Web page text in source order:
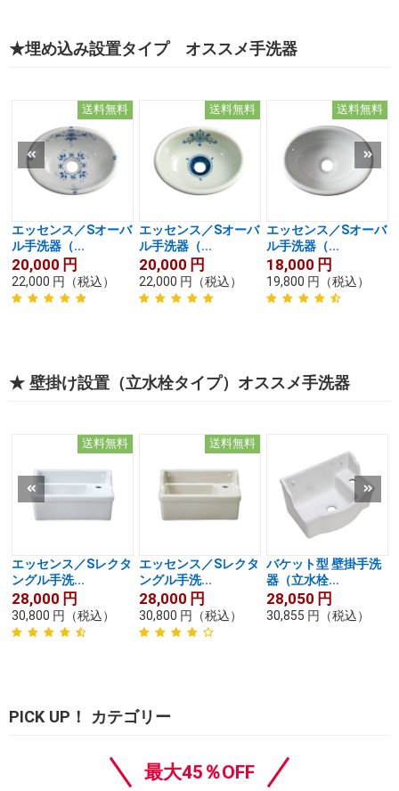
★埋め込み設置タイプ オススメ手洗器
送料無料
エッセンス／Sオーバ
ル手洗器（...
20,000 円
22,000 円 （税込）
送料無料
エッセンス／Sオーバ
ル手洗器（...
20,000 円
22,000 円 （税込）
送料無料
エッセンス／Sオーバ
ル手洗器（...
18,000 円
19,800 円 （税込）
★ 壁掛け設置（立水栓タイプ）オススメ手洗器
送料無料
エッセンス／Sレクタ
ングル手洗...
28,000 円
30,800 円 （税込）
送料無料
エッセンス／Sレクタ
ングル手洗...
28,000 円
30,800 円 （税込）
バケット型 壁掛手洗
器（立水栓...
28,050 円
30,855 円 （税込）
PICK UP！ カテゴリー
最大45％OFF